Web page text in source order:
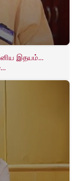
இதயம்…